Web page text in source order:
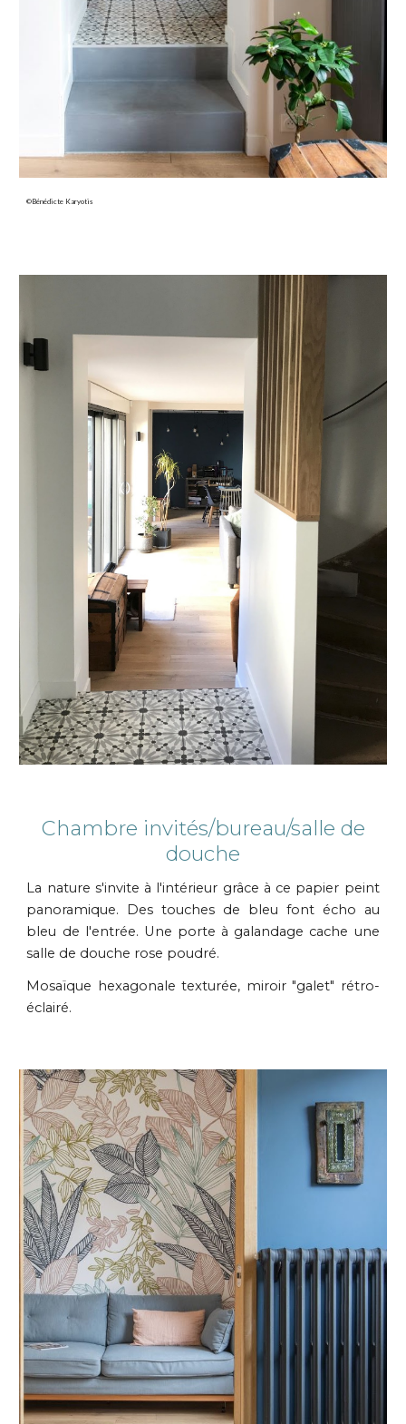
©Bénédicte Karyotis
Chambre invités/bureau/salle de
douche
La nature s'invite à l'intérieur grâce à ce papier peint
panoramique. Des touches de bleu font écho au
bleu de l'entrée. Une porte à galandage cache une
salle de douche rose poudré.
Mosaïque hexagonale texturée, miroir "galet" rétro-
éclairé.